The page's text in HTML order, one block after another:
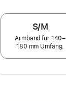
S/M
Armband für 140–
180 mm Umfang.